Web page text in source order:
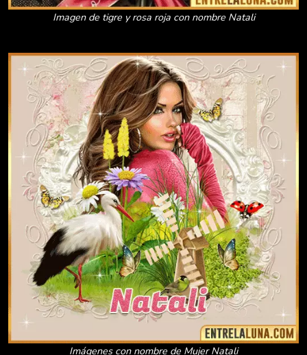
Imagen de tigre y rosa roja con nombre Natali
Imágenes con nombre de Mujer Natali